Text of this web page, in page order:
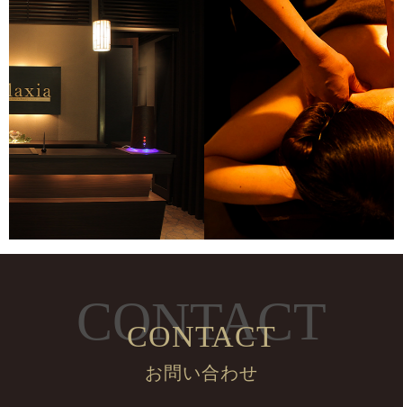
CONTACT
お問い合わせ
CONTACT